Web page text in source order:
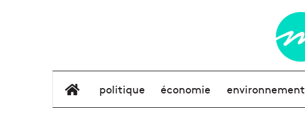
élément de menu
politique économie environnement